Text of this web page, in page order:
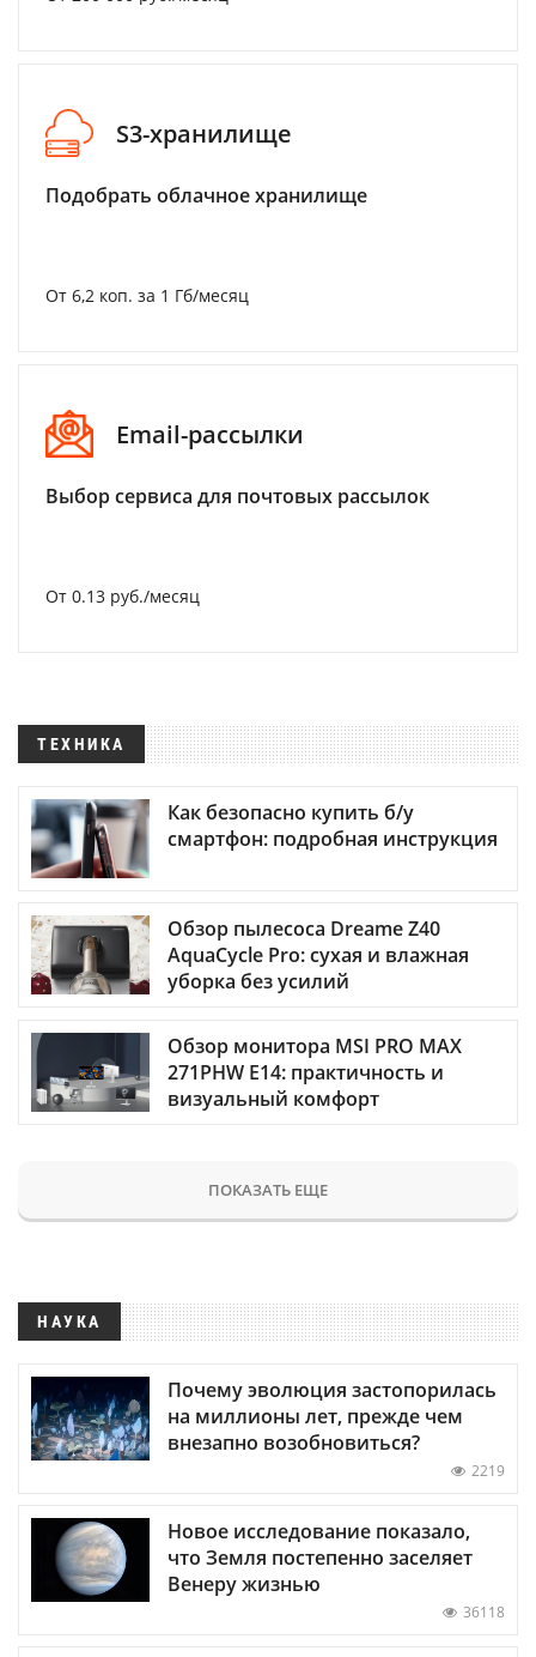
S3-хранилище
Подобрать облачное хранилище
От 6,2 коп. за 1 Гб/месяц
Email-рассылки
Выбор сервиса для почтовых рассылок
От 0.13 руб./месяц
ТЕХНИКА
Как безопасно купить б/у
смартфон: подробная инструкция
Обзор пылесоса Dreame Z40
AquaCycle Pro: сухая и влажная
уборка без усилий
Обзор монитора MSI PRO MAX
271PHW E14: практичность и
визуальный комфорт
ПОКАЗАТЬ ЕЩЕ
НАУКА
Почему эволюция застопорилась
на миллионы лет, прежде чем
внезапно возобновиться?
2219
Новое исследование показало,
что Земля постепенно заселяет
Венеру жизнью
36118